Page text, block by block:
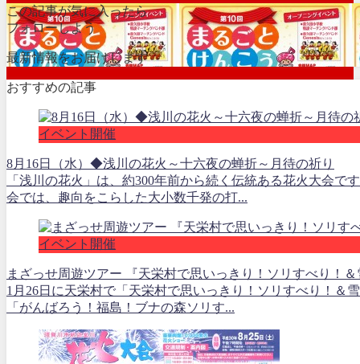
この記事が気に入ったら
フォローしよう
最新情報をお届けします
おすすめの記事
イベント開催
8月16日（水）◆浅川の花火～十六夜の蝉折～月待の祈り
「浅川の花火」は、約300年前から続く伝統ある花火大会
会では、趣向をこらした大小数千発の打...
イベント開催
まざっせ周遊ツアー 『天栄村で思いっきり！ソリすべり！
1月26日に天栄村で「天栄村で思いっきり！ソリすべり！＆
「がんばろう！福島！ブナの森ソリす...